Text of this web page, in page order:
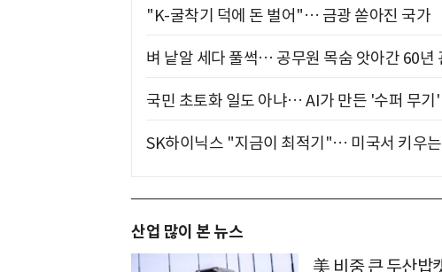
"K-굴착기 덕에 돈 벌어"… 금광 쏟아진 국가
벼 낱알 세다 풀썩… 공무원 목숨 앗아간 60년
국민 초토화 일도 아냐… AI가 만든 '수퍼 무기'
SK하이닉스 "지금이 최적기"… 미국서 키우
산업 많이 본 뉴스
美 비중 큰 두산밥